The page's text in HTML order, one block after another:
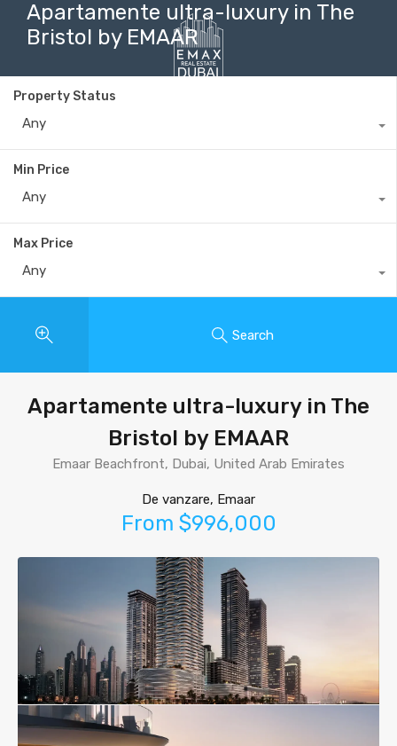
Apartamente ultra-luxury in The
Bristol by EMAAR
Property Status
Any
Min Price
Any
Max Price
Any
Search
Apartamente ultra-luxury in The
Bristol by EMAAR
Emaar Beachfront, Dubai, United Arab Emirates
De vanzare, Emaar
From $996,000